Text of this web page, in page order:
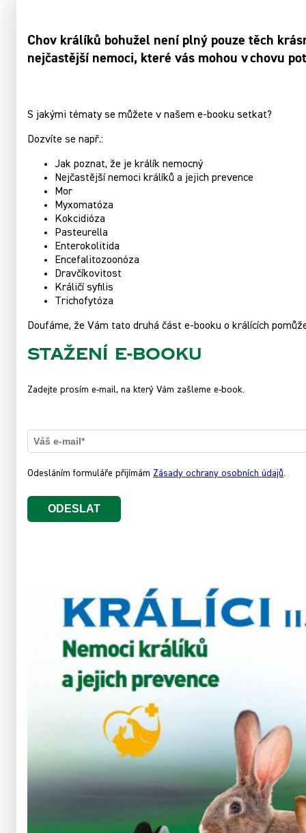
Chov králíků bohužel není plný pouze těch
nejčastější nemoci, které vás mohou v chovu
S jakými tématy se můžete v našem e-booku setkat?
Dozvíte se např.:
Jak poznat, že je králík nemocný
Nejčastější nemoci králíků a jejich prevence
Mor
Myxomatóza
Kokcidióza
Pasteurella
Enterokolitida
Encefalitozoonóza
Dravčíkovitost
Králičí syfilis
Trichofytóza
Doufáme, že Vám tato druhá část e-booku o králících
STAŽENÍ E-BOOKU
Zadejte prosím e-mail, na který Vám zašleme e-book.
Odesláním formuláře přijímám Zásady ochrany osobních údajů.
ODESLAT